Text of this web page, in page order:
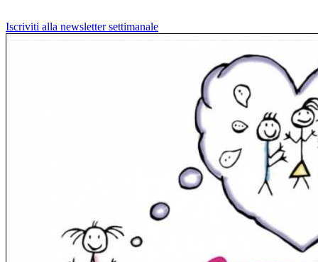
Iscriviti alla newsletter settimanale